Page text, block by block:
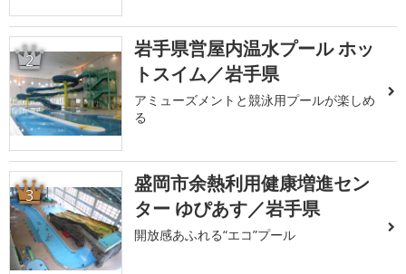
2
岩手県営屋内温水プール ホッ
トスイム／岩手県
アミューズメントと競泳用プールが楽しめ
る
3
盛岡市余熱利用健康増進セン
ター ゆぴあす／岩手県
開放感あふれる“エコ”プール